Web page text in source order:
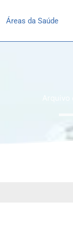
Especialidades
Áreas da Saúde